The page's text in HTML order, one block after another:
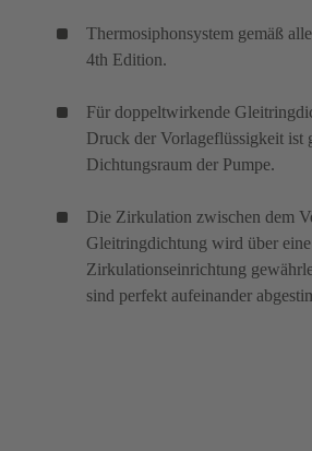
Thermosiphonsystem gemäß
4th Edition.
Für doppeltwirkende
Druck der Vorlageflüssigkeit ist
Dichtungsraum der Pumpe.
Die Zirkulation zwischen dem
Gleitringdichtung wird über
Zirkulationseinrichtung
sind perfekt aufeinander